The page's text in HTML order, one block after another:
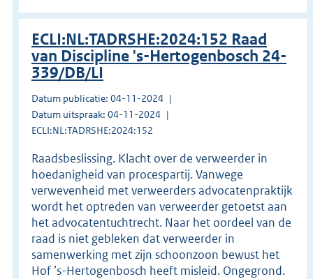
ECLI:NL:TADRSHE:2024:152 Raad
van Discipline 's-Hertogenbosch 24-
339/DB/LI
Datum publicatie: 04-11-2024
Datum uitspraak: 04-11-2024
ECLI:NL:TADRSHE:2024:152
Raadsbeslissing. Klacht over de verweerder in
hoedanigheid van procespartij. Vanwege
verwevenheid met verweerders advocatenpraktijk
wordt het optreden van verweerder getoetst aan
het advocatentuchtrecht. Naar het oordeel van de
raad is niet gebleken dat verweerder in
samenwerking met zijn schoonzoon bewust het
Hof ’s-Hertogenbosch heeft misleid. Ongegrond.